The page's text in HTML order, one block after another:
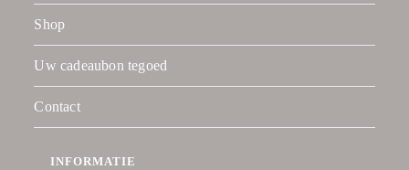
Shop
Uw cadeaubon tegoed
Contact
INFORMATIE